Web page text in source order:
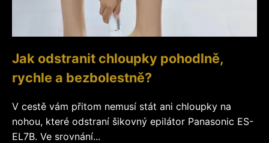
Jak odstranit chloupky pohodlně,
rychle a bezbolestně?
V cestě vám přitom nemusí stát ani chloupky na
nohou, které odstraní šikovný epilátor Panasonic ES-
EL7B. Ve srovnání...